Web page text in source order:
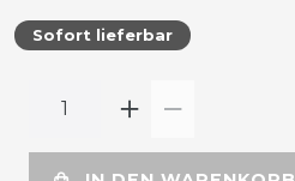
Sofort lieferbar